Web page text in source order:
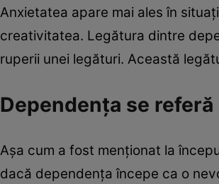
Anxietatea apare mai ales în
creativitatea. Legătura dintre
ruperii unei legături. Această
Dependența se
Așa cum a fost menționat la
dacă dependența începe ca o